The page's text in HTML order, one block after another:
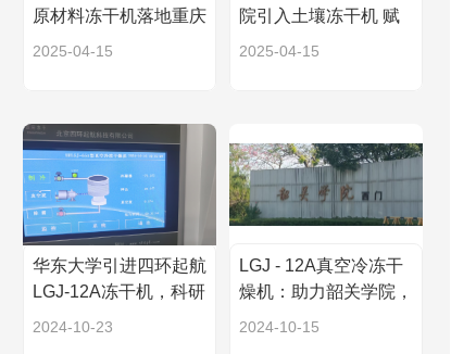
原材料冻干机落地重庆
制药公司
2025-04-15
院引入土壤冻干机 赋
能地球关键带研究
2025-04-15
华东大学引进四环起航
LGJ-12A冻干机，科研
设备再升级
2024-10-23
LGJ - 12A真空冷冻干
燥机：助力韶关学院，
卓越性能服务多学科科
2024-10-15